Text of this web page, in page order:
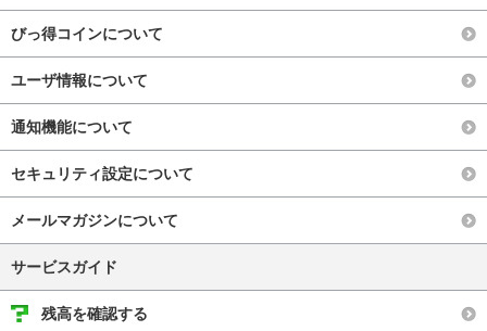
びっ得コインについて
ユーザ情報について
通知機能について
セキュリティ設定について
メールマガジンについて
サービスガイド
残高を確認する